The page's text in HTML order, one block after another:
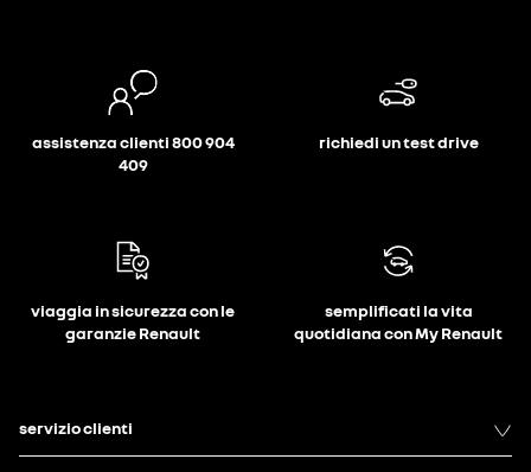
assistenza clienti 800 904
409
richiedi un test drive
viaggia in sicurezza con le
garanzie Renault
semplificati la vita
quotidiana con My Renault
servizio clienti